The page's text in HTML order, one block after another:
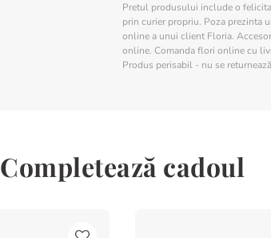
Pretul produsului include o
prin curier propriu. Poza prezinta
online a unui client Floria.
online. Comanda flori online cu
Produs perisabil - nu se
Completează cadoul